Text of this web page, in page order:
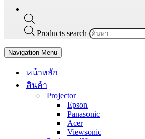
Products search
Navigation Menu
หน้าหลัก
สินค้า
Projector
Epson
Panasonic
Acer
Viewsonic